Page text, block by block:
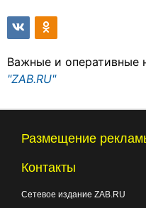
Важные и оперативные
"ZAB.RU"
Размещение
Контакты
Сетевое издание ZAB.RU